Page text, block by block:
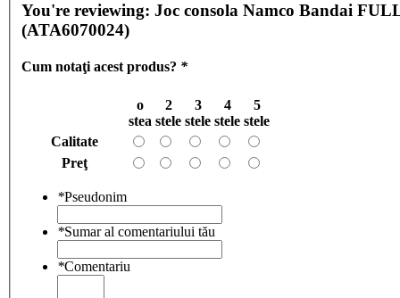
You're reviewing: Joc consola Namco Bandai
(ATA6070024)
Cum notaţi acest produs? *
o
stea
2
stele
3
stele
4
stele
5
stele
Calitate
Preţ
*Pseudonim
*Sumar al comentariului tău
*Comentariu